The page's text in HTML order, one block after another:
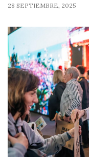
28 SEPTIEMBRE, 2025